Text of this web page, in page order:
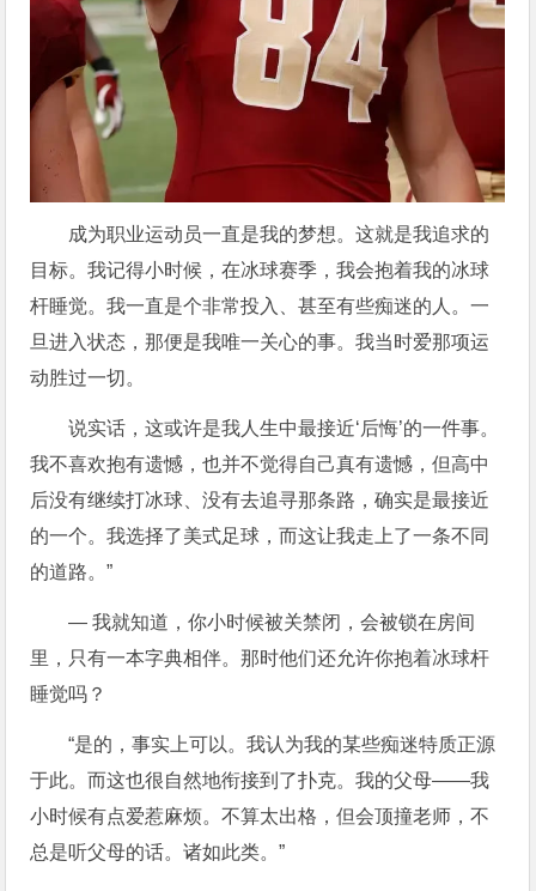
成为职业运动员一直是我的梦想。这就是我追求的
目标。我记得小时候，在冰球赛季，我会抱着我的冰球
杆睡觉。我一直是个非常投入、甚至有些痴迷的人。一
旦进入状态，那便是我唯一关心的事。我当时爱那项运
动胜过一切。
说实话，这或许是我人生中最接近‘后悔’的一件事。
我不喜欢抱有遗憾，也并不觉得自己真有遗憾，但高中
后没有继续打冰球、没有去追寻那条路，确实是最接近
的一个。我选择了美式足球，而这让我走上了一条不同
的道路。”
— 我就知道，你小时候被关禁闭，会被锁在房间
里，只有一本字典相伴。那时他们还允许你抱着冰球杆
睡觉吗？
“是的，事实上可以。我认为我的某些痴迷特质正源
于此。而这也很自然地衔接到了扑克。我的父母——我
小时候有点爱惹麻烦。不算太出格，但会顶撞老师，不
总是听父母的话。诸如此类。”